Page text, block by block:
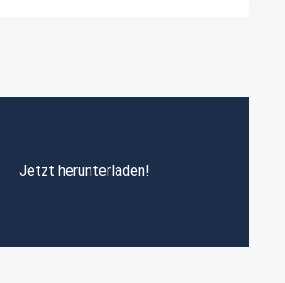
Jetzt herunterladen!